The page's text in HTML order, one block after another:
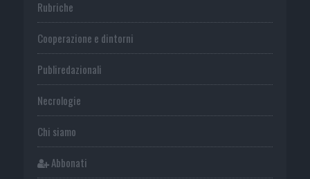
Rubriche
Cooperazione e dintorni
Publiredazionali
Necrologie
Chi siamo
Abbonati